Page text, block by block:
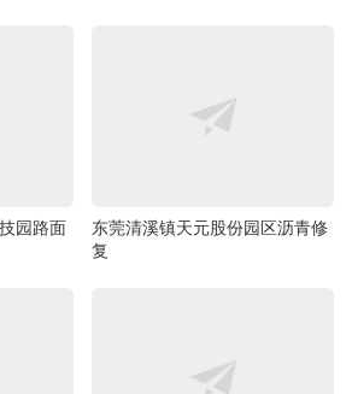
园路面
东莞清溪镇天元股份园区沥青修
复